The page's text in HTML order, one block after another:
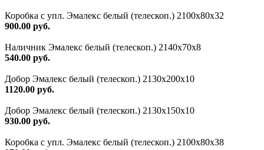
Коробка с упл. Эмалекс белый (телескоп.) 2100х80х32
900.00 руб.
Наличник Эмалекс белый (телескоп.) 2140x70x8
540.00 руб.
Добор Эмалекс белый (телескоп.) 2130х200х10
1120.00 руб.
Добор Эмалекс белый (телескоп.) 2130х150х10
930.00 руб.
Коробка с упл. Эмалекс белый (телескоп.) 2100х80х38